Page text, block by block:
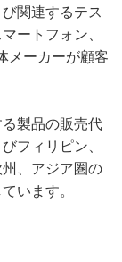
関連するテス
ートフォン、
メーカーが顧客
製品の販売代
フィリピン、
、アジア圏の
います。